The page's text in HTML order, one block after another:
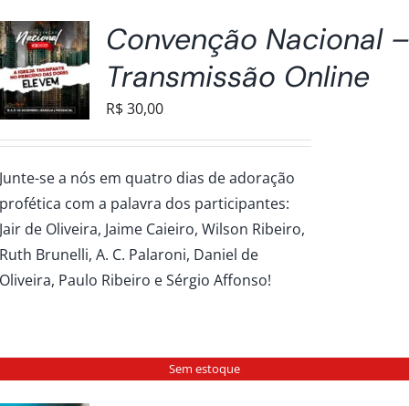
Convenção Nacional
Transmissão Online
R$30,00
Junte-se a nós em quatro dias de adoração
profética com a palavra dos participantes:
Jair de Oliveira, Jaime Caieiro, Wilson Ribeiro,
Ruth Brunelli, A. C. Palaroni, Daniel de
Oliveira, Paulo Ribeiro e Sérgio Affonso!
Sem estoque